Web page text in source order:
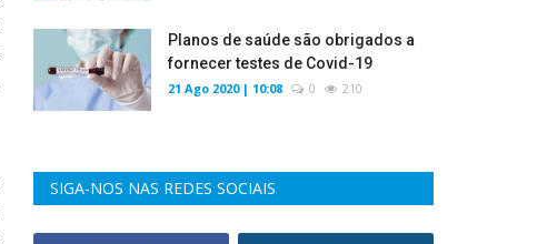
Planos de saúde são obrigados a
fornecer testes de Covid-19
21 Ago 2020 | 10:08 0 210
SIGA-NOS NAS REDES SOCIAIS